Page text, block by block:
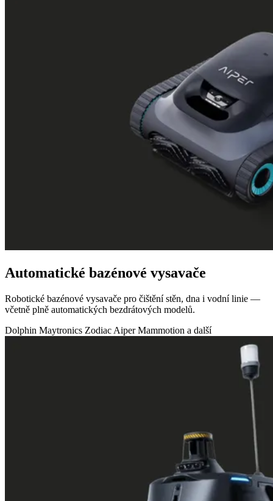
Automatické bazénové vysavače
Robotické bazénové vysavače pro čištění stěn, dna i vodní linie —
včetně plně automatických bezdrátových modelů.
Dolphin Maytronics Zodiac AiperMammotion a další